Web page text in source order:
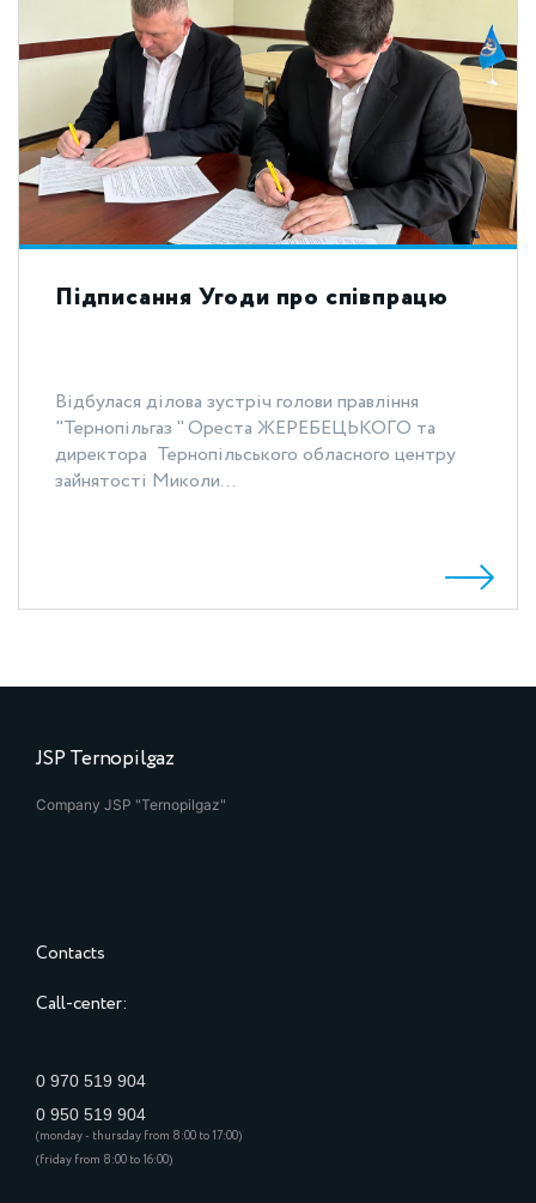
Підписання Угоди про співпрацю
Відбулася ділова зустріч голови правління
"Тернопільгаз " Ореста ЖЕРЕБЕЦЬКОГО та
директора Тернопільського обласного центру
зайнятості Миколи...
JSP Ternopilgaz
Company JSP "Ternopilgaz"
Contacts
Call-center:
0 970 519 904
0 950 519 904
(monday - thursday from 8:00 to 17:00)
(friday from 8:00 to 16:00)